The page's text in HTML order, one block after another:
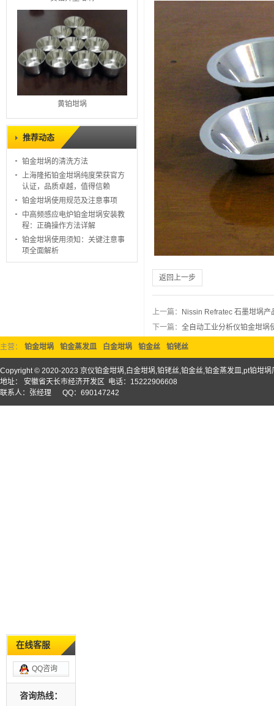
黄铂坩埚
推荐动态
铂金坩埚的清洗方法
上海隆拓铂金坩埚纯度荣获官方
认证，品质卓越，值得信赖
铂金坩埚使用规范及注意事项
中高频感应电炉铂金坩埚安装教
程：正确操作方法详解
铂金坩埚使用须知：关键注意事
项全面解析
返回上一步
上一篇：
Nissin Refratec 石墨坩埚产
下一篇：全自动工业分析仪铂金坩埚
主营： 铂金坩埚 铂金蒸发皿 白金坩埚 铂金丝 铂铑丝
Copyright © 2020-2023 京仪铂金坩埚,白金坩埚,铂铑丝,铂金丝,铂金蒸发皿,pt铂坩埚
地址： 安徽省天长市经济开发区 电话：15222906608
联系人：张经理 QQ：690147242
在线客服
QQ咨询
咨询热线：